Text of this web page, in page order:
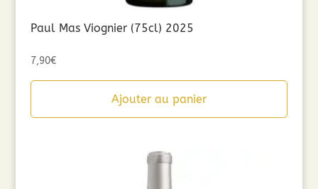
Paul Mas Viognier (75cl) 2025
7,90€
Ajouter au panier